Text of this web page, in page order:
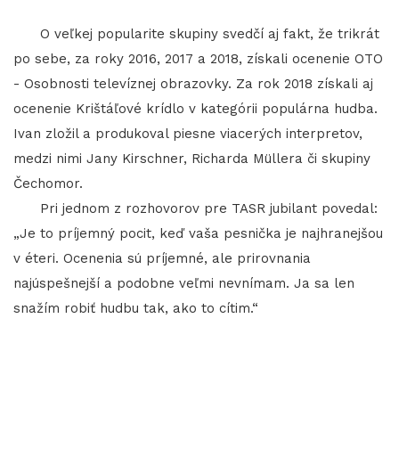
O veľkej popularite skupiny svedčí aj fakt, že trikrát
po sebe, za roky 2016, 2017 a 2018, získali ocenenie OTO
- Osobnosti televíznej obrazovky. Za rok 2018 získali aj
ocenenie Krištáľové krídlo v kategórii populárna hudba.
Ivan zložil a produkoval piesne viacerých interpretov,
medzi nimi Jany Kirschner, Richarda Müllera či skupiny
Čechomor.
Pri jednom z rozhovorov pre TASR jubilant povedal:
„Je to príjemný pocit, keď vaša pesnička je najhranejšou
v éteri. Ocenenia sú príjemné, ale prirovnania
najúspešnejší a podobne veľmi nevnímam. Ja sa len
snažím robiť hudbu tak, ako to cítim.“